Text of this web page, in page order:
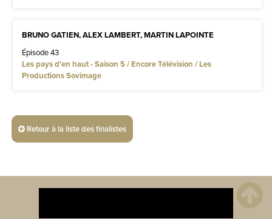
BRUNO GATIEN, ALEX LAMBERT, MARTIN LAPOINTE
Épisode 43
Les pays d'en haut - Saison 5 / Encore Télévision / Les
Productions Sovimage
Retour à la liste des finalistes